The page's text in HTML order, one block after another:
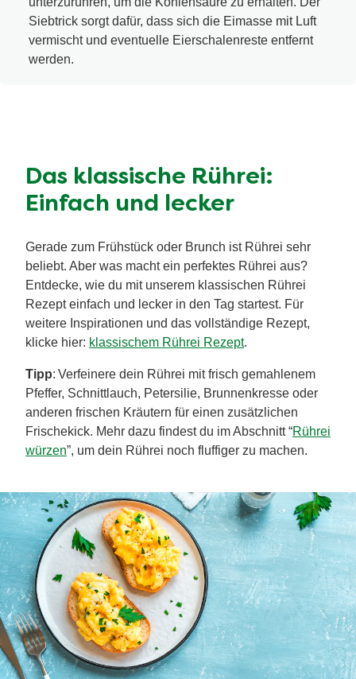
Siebtrick sorgt dafür, dass sich die Eimasse mit Luft
vermischt und eventuelle Eierschalenreste entfernt
werden.
Das klassische Rührei:
Einfach und lecker
Gerade zum Frühstück oder Brunch ist Rührei sehr
beliebt. Aber was macht ein perfektes Rührei aus?
Entdecke, wie du mit unserem klassischen Rührei
Rezept einfach und lecker in den Tag startest. Für
weitere Inspirationen und das vollständige Rezept,
klicke hier: klassischem Rührei Rezept.
Tipp: Verfeinere dein Rührei mit frisch gemahlenem
Pfeffer, Schnittlauch, Petersilie, Brunnenkresse oder
anderen frischen Kräutern für einen zusätzlichen
Frischekick. Mehr dazu findest du im Abschnitt “Rührei
würzen”, um dein Rührei noch fluffiger zu machen.